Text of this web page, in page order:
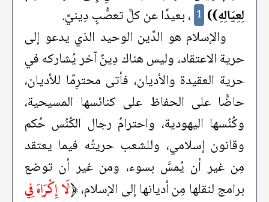
لِعِيَالِهِ)) 1 ، بعيدًا عن كلِّ تعصُّبٍ دِينيٍّ.
والإسلام هو الدِّين الوحيد الذي يدعو إلى
حرية الاعتقاد، وليس هناك دِينٌ آخر يُشاركه في
حرية العقيدة والأديان، فأتى محترِمًا للأديان،
حاضًّا على الحفاظ على كنائسها المسيحية،
وكُنُسها اليهودية، واحترامُ رجال الكُنُس حُكم
وقانون إسلامي، وللشعب حريتُه فيما يعتقد
مِن غير أن يُمسَّ بسوء، ومن غير أن توضع
برامج لنقلها مِن أديانها إلى الإسلام،﴿لَا إِكْرَاهَ فِي